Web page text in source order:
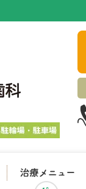
治療
スタッフ紹介